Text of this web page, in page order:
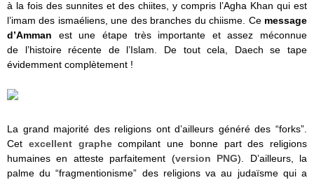
à la fois des sunnites et des chiites, y compris l’Agha Khan qui est
l’imam des ismaéliens, une des branches du chiisme. Ce message
d’Amman est une étape très importante et assez méconnue
de l’histoire récente de l’Islam. De tout cela, Daech se tape
évidemment complètement !
La grand majorité des religions ont d’ailleurs généré des “forks”.
Cet excellent graphecompilant une bonne part des religions
humaines en atteste parfaitement (version PNG). D’ailleurs, la
palme du “fragmentionisme” des religions va au judaïsme qui a